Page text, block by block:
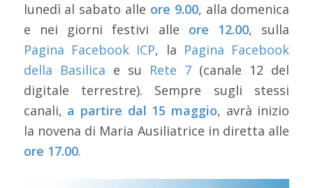
lunedì al sabato alle ore 9.00, alla domenica
e nei giorni festivi alle ore 12.00, sulla
Pagina Facebook ICP, la Pagina Facebook
della Basilica e su Rete 7 (canale 12 del
digitale terrestre). Sempre sugli stessi
canali, a partire dal 15 maggio, avrà inizio
la novena di Maria Ausiliatrice in diretta alle
ore 17.00.